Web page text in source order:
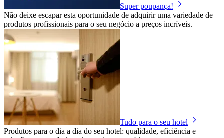
Super poupança!
Não deixe escapar esta oportunidade de adquirir uma variedade de
produtos profissionais para o seu negócio a preços incríveis.
Tudo para o seu hotel
Produtos para o dia a dia do seu hotel: qualidade, eficiência e